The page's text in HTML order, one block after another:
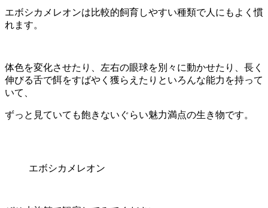
エボシカメレオンは比較的飼育しやすい種類で人にもよく慣
れます。
体色を変化させたり、左右の眼球を別々に動かせたり、長く
伸びる舌で餌をすばやく獲らえたりといろんな能力を持って
いて、
ずっと見ていても飽きないぐらい魅力満点の生き物です。
エボシカメレオン